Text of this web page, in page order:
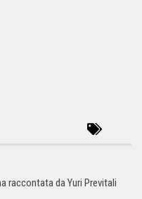
raccontata da Yuri Previtali